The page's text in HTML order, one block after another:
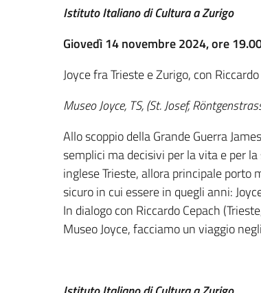
Istituto Italiano di Cultura a Zurigo
Giovedì 14 novembre 2024, ore
Joyce fra Trieste e Zurigo, con
Museo Joyce, TS, (St. Josef,
Allo scoppio della Grande Guerra
semplici ma decisivi per la vita e per
inglese Trieste, allora principale porto
sicuro in cui essere in quegli anni:
In dialogo con Riccardo Cepach
Museo Joyce, facciamo un viaggio